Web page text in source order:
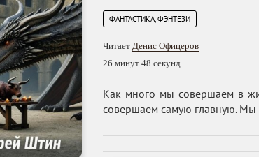
ФАНТАСТИКА, ФЭНТЕЗИ
Читает Денис Офицеров
26 минут 48 секунд
Как много мы совершаем в
совершаем самую главную. Мы